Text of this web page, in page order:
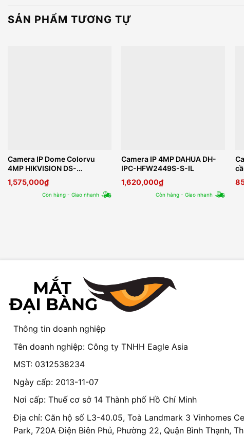
SẢN PHẨM TƯƠNG TỰ
Camera IP Dome Colorvu
4MP HIKVISION DS-
2CD1347G0-LUF
1,575,000₫
Còn hàng - Giao nhanh
Camera IP 4MP DAHUA DH-
IPC-HFW2449S-S-IL
1,620,000₫
Còn hàng - Giao nhanh
Thông tin doanh nghiệp
Tên doanh nghiệp: Công ty TNHH Eagle Asia
MST: 0312538234
Ngày cấp: 2013-11-07
Nơi cấp: Thuế cơ sở 14 Thành phố Hồ Chí Minh
Địa chỉ: Căn hộ số L3-40.05, Toà Landmark 3 Vinhomes
Park, 720A Điện Biên Phủ, Phường 22, Quận Bình Thạnh,